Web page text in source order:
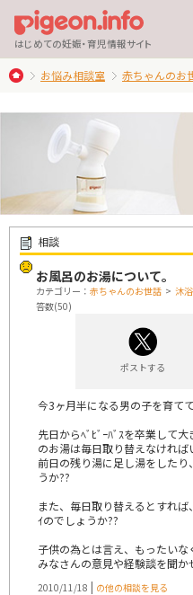
はじめての妊娠・育児情報サイト
お悩み相談室 赤ちゃんのお
相談
お風呂のお湯について。
カテゴリー： 赤ちゃんのお世話 > 沐
答数(50)
ポストする
今3ヶ月半になる男の子を育てて
先日からﾍﾞﾋﾞｰﾊﾞｽを卒業して
のお湯は毎日取り替えなければ
前日の残り湯に足し湯をした
うか??
また、毎日取り替えるとすれ
ｲのでしょうか??
子供の為とは言え、もったいな
みなさんの意見や経験談を聞か
2010/11/18 | の他の相談を見る